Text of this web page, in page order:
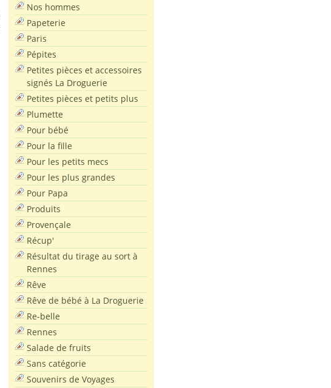
Nos hommes
Papeterie
Paris
Pépites
Petites pièces et accessoires
signés La Droguerie
Petites pièces et petits plus
Plumette
Pour bébé
Pour la fille
Pour les petits mecs
Pour les plus grandes
Pour Papa
Produits
Provençale
Récup'
Résultat du tirage au sort à
Rennes
Rêve
Rêve de bébé à La Droguerie
Re-belle
Rennes
Salade de fruits
Sans catégorie
Souvenirs de Voyages